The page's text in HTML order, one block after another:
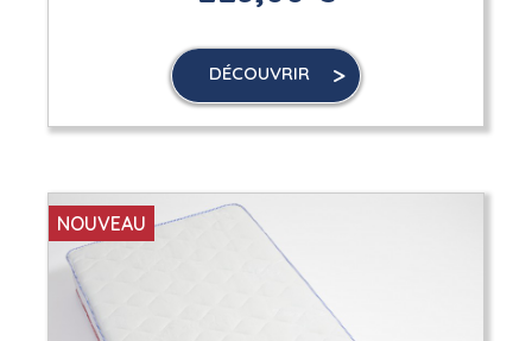
DÉCOUVRIR
NOUVEAU